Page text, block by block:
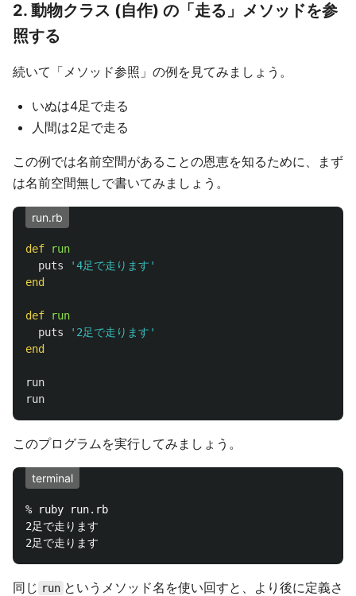
2. 動物クラス (自作) の「走る」メソッドを参
照する
続いて「メソッド参照」の例を見てみましょう。
いぬは4足で走る
人間は2足で走る
この例では名前空間があることの恩恵を知るために、まず
は名前空間無しで書いてみましょう。
run.rb
def
run
puts
'4足で走ります'
end
def
run
puts
'2足で走ります'
end
run
run
このプログラムを実行してみましょう。
terminal
% ruby run.rb
2足で走ります
同じ run というメソッド名を使い回すと、より後に定義さ